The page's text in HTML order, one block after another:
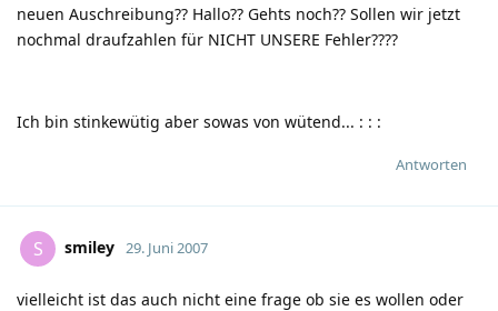
neuen Auschreibung?? Hallo?? Gehts noch?? Sollen wir jetzt
nochmal draufzahlen für NICHT UNSERE Fehler????
Ich bin stinkewütig aber sowas von wütend... : : :
Antworten
S smiley 29. Juni 2007
vielleicht ist das auch nicht eine frage ob sie es wollen oder